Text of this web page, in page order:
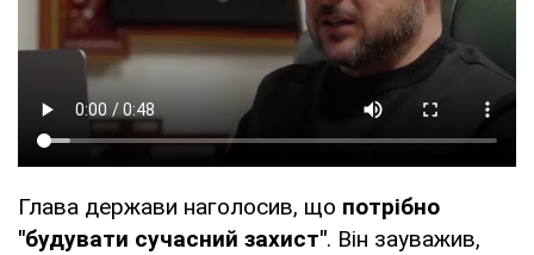
Глава держави наголосив, що потрібно
"будувати сучасний захист". Він зауважив,